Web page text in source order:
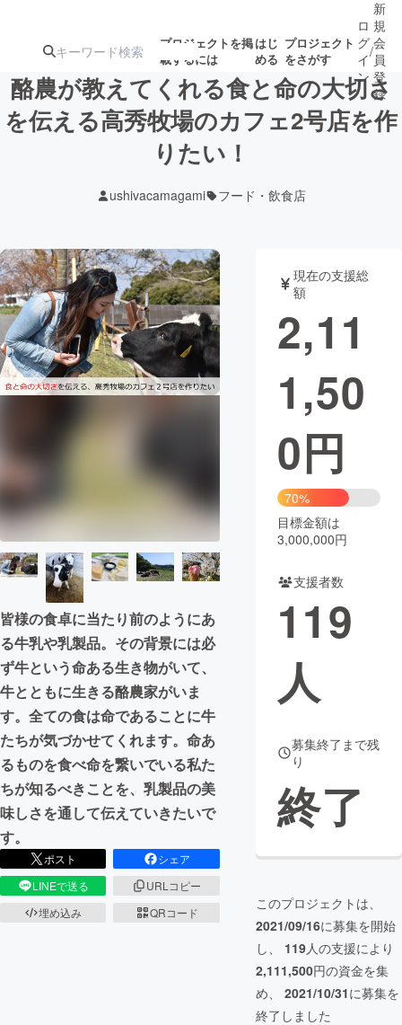
プロジェクトを掲
載するには
はじ
める
プロジェクト
をさがす
注目の新着プロ 募集終了が近いプ
テクノロジー・ガジェット
映像・映画
ビジネス・起業 チャレンジ
CAMPFIRE for Social Good
CAMPFIRE Creation
CAMPFIREふるさと納税machi-ya コミュニティ
ロ
グ
イ
ン
/
新
規
会
員
登
録
酪農が教えてくれる食と命の大切さ
を伝える高秀牧場のカフェ2号店を作
りたい！
ushivacamagami フード・飲食店
皆様の食卓に当たり前のようにあ
る牛乳や乳製品。その背景には必
ず牛という命ある生き物がいて、
牛とともに生きる酪農家がいま
す。全ての食は命であることに牛
たちが気づかせてくれます。命あ
るものを食べ命を繋いでいる私た
ちが知るべきことを、乳製品の美
味しさを通して伝えていきたいで
す。
ポスト
シェア
LINEで送る
URLコピー
埋め込み
QRコード
現在の支援総
額
2,11
1,50
0円
70%
目標金額は
3,000,000円
支援者数
119
人
募集終了まで残
り
終了
このプロジェクトは、
2021/09/16に募集を開始
し、 119人の支援により
2,111,500円の資金を集
め、 2021/10/31に募集を
終了しました